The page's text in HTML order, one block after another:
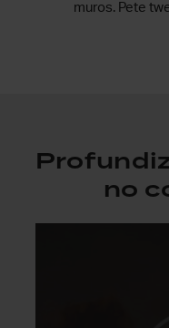
muros. Pete
no